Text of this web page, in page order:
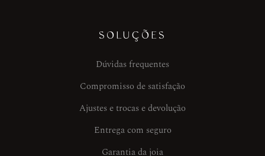
SOLUÇÕES
Dúvidas frequentes
Compromisso de satisfação
Ajustes e trocas e devolução
Entrega com seguro
Garantia da joia